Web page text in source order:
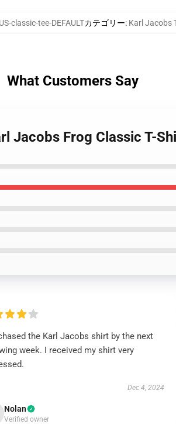
classic-tee-DEFAULTカテゴリー: Karl Jacobs
What Customers Say
Jacobs Frog Classic T-
the Karl Jacobs shirt by the next
week. I received my shirt very
Dec 4, 2024
Nolan
Verified owner